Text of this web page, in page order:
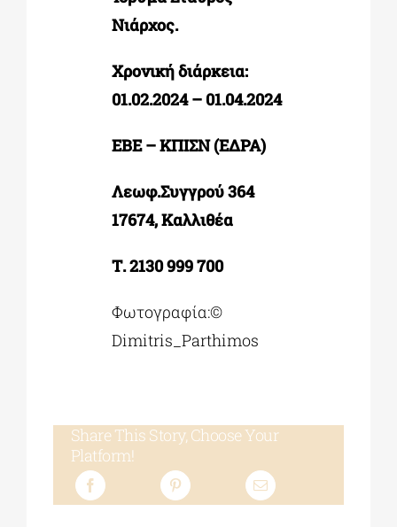
Νιάρχος.
Χρονική διάρκεια:
01.02.2024 – 01.04.2024
ΕΒΕ – ΚΠΙΣΝ (ΕΔΡΑ)
Λεωφ.Συγγρού 364
17674, Καλλιθέα
Τ. 2130 999 700
Φωτογραφία:©
Dimitris_Parthimos
Share This Story, Choose Your
Platform!